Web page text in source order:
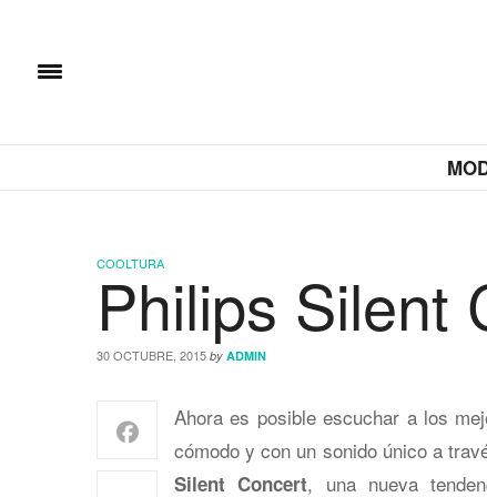
COOLTURA
Philips Silent
30 OCTUBRE, 2015 by ADMIN
Ahora es posible escuchar a los
cómodo y con un sonido único a
Silent Concert, una nueva